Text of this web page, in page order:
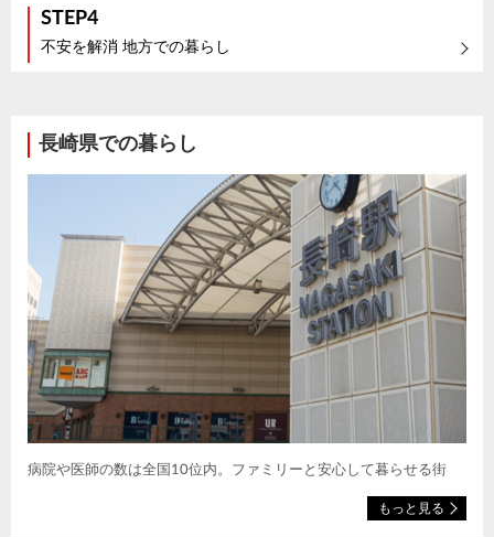
STEP4
不安を解消 地方での暮らし
長崎県での暮らし
病院や医師の数は全国10位内。ファミリーと安心して暮らせる街
もっと見る